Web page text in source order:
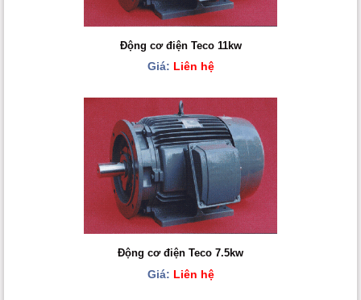
Động cơ điện Teco 11kw
Giá: Liên hệ
Động cơ điện Teco 7.5kw
Giá: Liên hệ